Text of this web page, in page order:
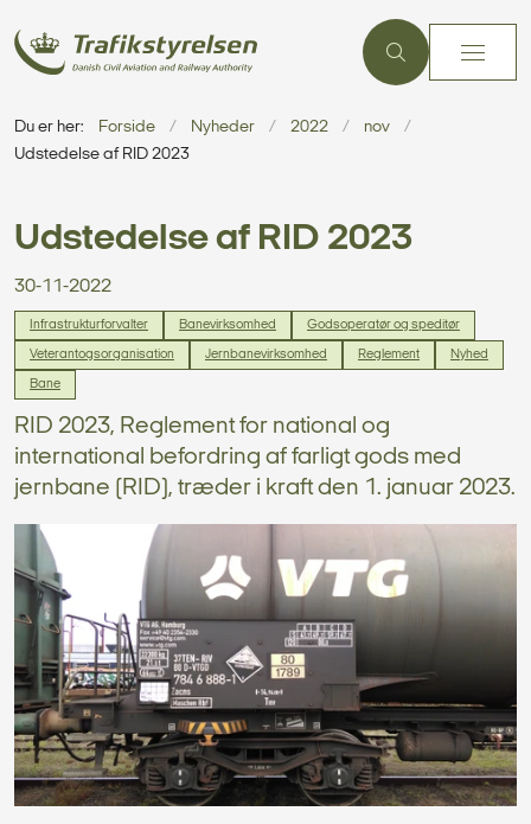
Du er her: Forside Nyheder 2022
nov
Udstedelse af RID 2023
Udstedelse af RID 2023
30-11-2022
Infrastrukturforvalter Banevirksomhed Godsoperatør og speditør
Veterantogsorganisation Jernbanevirksomhed Reglement Nyhed
Bane
RID 2023, Reglement for national og
international befordring af farligt gods med
jernbane (RID), træder i kraft den 1. januar 2023.